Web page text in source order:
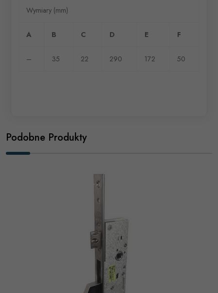
Wymiary (mm)
A B C D E F
– 35 22 290 172 50
Podobne Produkty